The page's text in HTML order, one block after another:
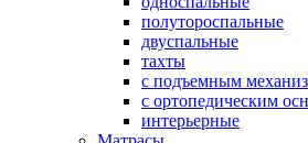
полутороспальные
двуспальные
тахты
с подъемным
с ортопедическим
интерьерные